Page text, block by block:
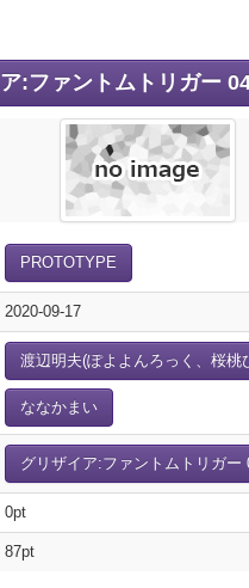
:ファントムトリガー
PROTOTYPE
2020-09-17
渡辺明夫(ぽよよんろっく、桜桃
ななかまい
グリザイア:ファントムトリガー
0pt
87pt